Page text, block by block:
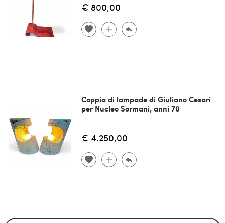
€ 800,00
Coppia di lampade di Giuliano Cesari
per Nucleo Sormani, anni 70
€ 4.250,00